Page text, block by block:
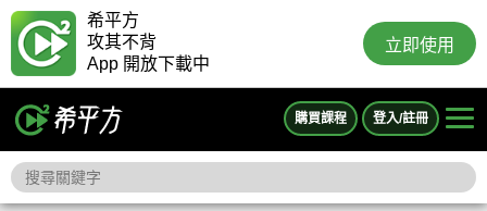
希平方
攻其不背
App 開放下載中
立即使用
購買課程 登入/註冊